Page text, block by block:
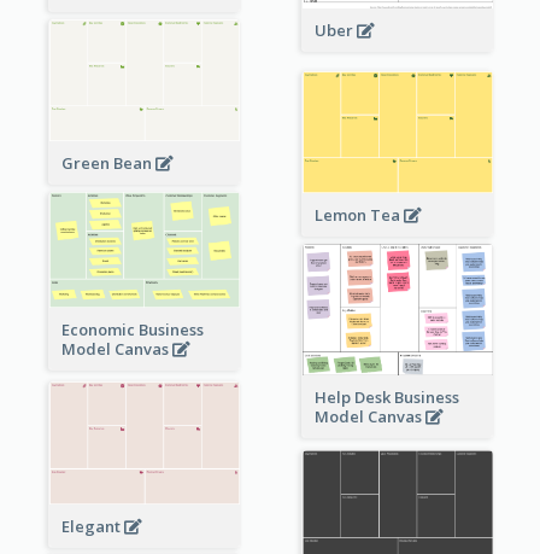
Uber
Green Bean
Lemon Tea
Economic Business
Model Canvas
Help Desk Business
Model Canvas
Elegant